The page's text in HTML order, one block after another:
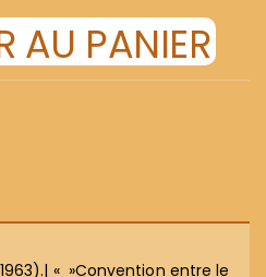
AU PANIER
« »Convention entre le